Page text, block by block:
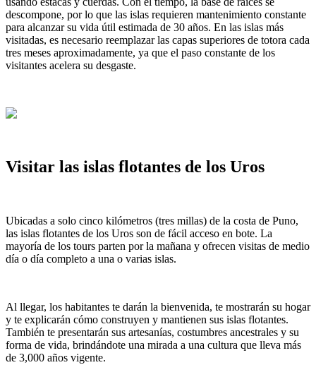
descompone, por lo que las islas requieren mantenimiento constante
para alcanzar su vida útil estimada de 30 años. En las islas más
visitadas, es necesario reemplazar las capas superiores de totora cada
tres meses aproximadamente, ya que el paso constante de los
visitantes acelera su desgaste.
Visitar las islas flotantes de los Uros
Ubicadas a solo cinco kilómetros (tres millas) de la costa de Puno,
las islas flotantes de los Uros son de fácil acceso en bote. La
mayoría de los tours parten por la mañana y ofrecen visitas de medio
día o día completo a una o varias islas.
Al llegar, los habitantes te darán la bienvenida, te mostrarán su hogar
y te explicarán cómo construyen y mantienen sus islas flotantes.
También te presentarán sus artesanías, costumbres ancestrales y su
forma de vida, brindándote una mirada a una cultura que lleva más
de 3,000 años vigente.